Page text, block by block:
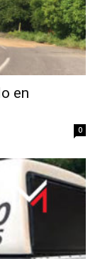
en
0